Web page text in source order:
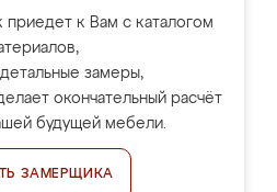
к Вам с каталогом
замеры,
окончательный расчёт
будущей мебели.
ЗАМЕРЩИКА